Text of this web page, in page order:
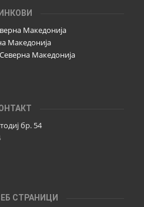
Македонија
Македонија
Македонија
бр. 54
СТРАНИЦИ